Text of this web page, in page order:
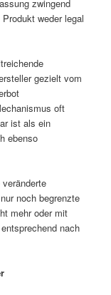
zwingend
weder legal
gezielt vom
oft
ist als ein
ebenso
noch begrenzte
mehr oder mit
nach